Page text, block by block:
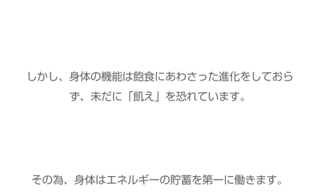
しかし、身体の機能は飽食にあわさった進化をしておら
ず、未だに「飢え」を恐れています。
その為、身体はエネルギーの貯蓄を第一に働きます。